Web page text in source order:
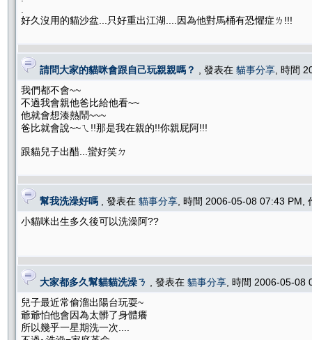
好久沒用的貓沙盆...只好重出江湖....因為他對馬桶有恐懼症ㄌ!!!
請問大家的貓咪會跟自己玩親親嗎？ , 發表在 貓事分享 , 時間
我們都不會~~
不過我會親他爸比給他看~~
他就會想湊熱鬧~~~
爸比就會說~~ㄟ!!那是我在親的!!你親屁阿!!!
跟貓兒子出醋...蠻好笑ㄉ
幫我洗澡好嗎 , 發表在 貓事分享 , 時間 2006-05-08 07:43 PM,
小貓咪出生多久後可以洗澡阿??
大家都多久幫貓貓洗澡ㄋ , 發表在 貓事分享 , 時間 2006-05-
兒子最近常偷溜出陽台玩耍~
爺爺怕他會因為太髒了身體癢
所以幾乎一星期洗一次....